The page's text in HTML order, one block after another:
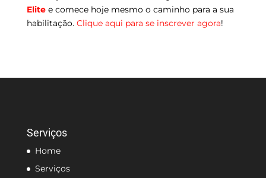
Elitee comece hoje mesmo o caminho para a sua
habilitação. Clique aqui para se inscrever agora!
Serviços
Home
Serviços